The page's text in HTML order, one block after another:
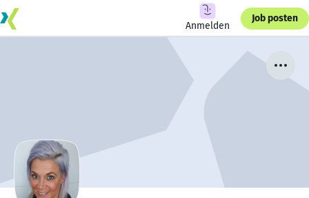
Anmelden
Job posten